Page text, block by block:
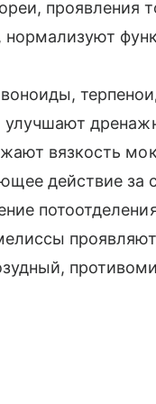
проявления
нормализуют
улучшают
вязкость
действие за